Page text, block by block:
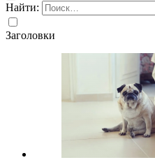
Найти:
Заголовки